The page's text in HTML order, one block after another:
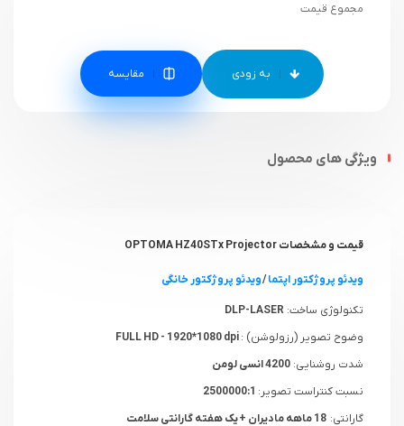
مجموع قیمت
مقایسه
ویژگی های محصول
قیمت و مشخصات OPTOMA HZ40STx Projector
ویدئو پروژکتور اپتما/ویدئو پروژکتور خانگی
تکنولوژی ساخت: DLP-LASER
وضوح تصویر (رزولوشن) :FULL HD - 1920*1080 dpi
شدت روشنایی: 4200 انسی لومن
نسبت کنتراست تصویر:
گارانتی: